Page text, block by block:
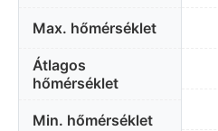
Max. hőmérséklet
Átlagos
hőmérséklet
Min. hőmérséklet